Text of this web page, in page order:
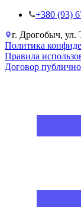
+38‎0 (93)
г. Дрогобыч, ул.
Политика
Правила
Договор